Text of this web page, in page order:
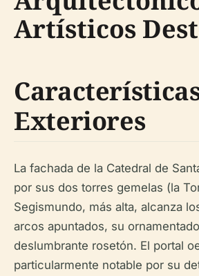
Artísticos
Exteriores
La fachada de la Catedral de
por sus dos torres gemelas (la
Segismundo, más alta, alcanza
arcos apuntados, su
deslumbrante rosetón. El portal
particularmente notable por su